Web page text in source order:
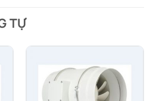
TỰ